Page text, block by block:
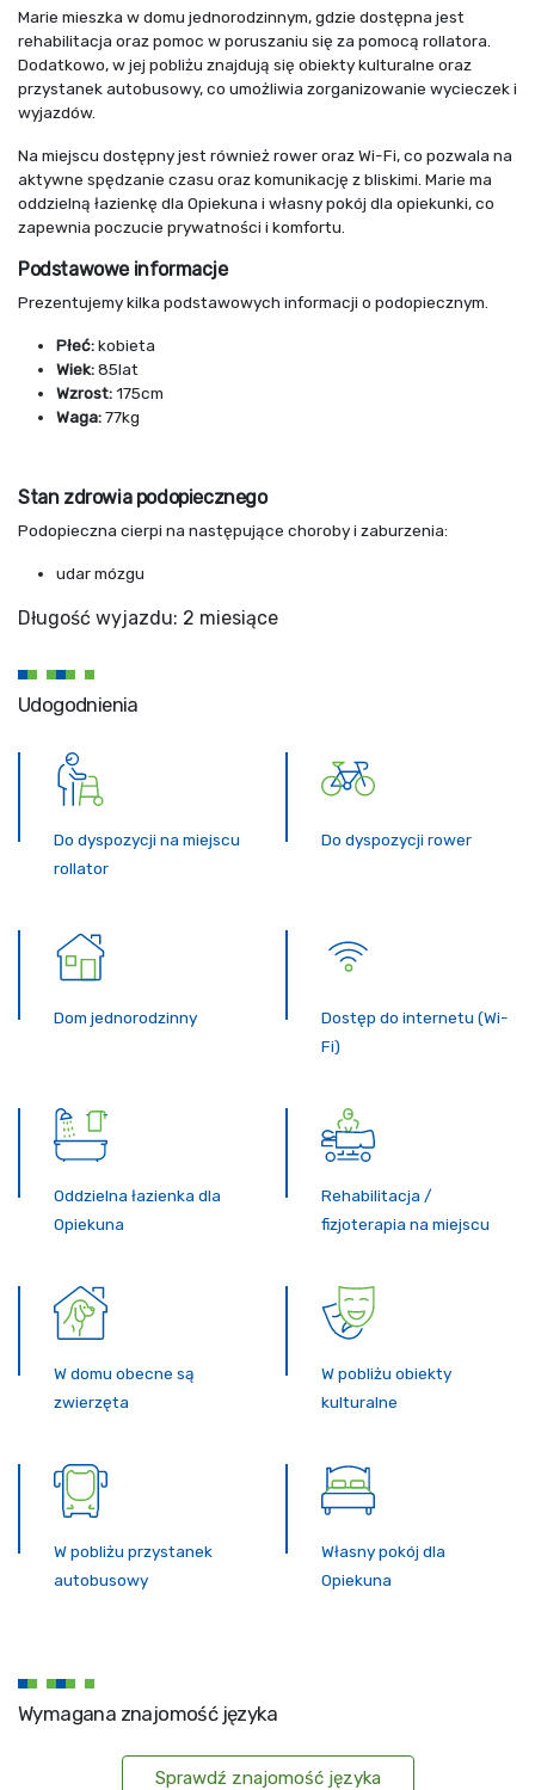
Marie mieszka w domu jednorodzinnym, gdzie dostępna jest
rehabilitacja oraz pomoc w poruszaniu się za pomocą rollatora.
Dodatkowo, w jej pobliżu znajdują się obiekty kulturalne oraz
przystanek autobusowy, co umożliwia zorganizowanie wycieczek i
wyjazdów.
Na miejscu dostępny jest również rower oraz Wi-Fi, co pozwala na
aktywne spędzanie czasu oraz komunikację z bliskimi. Marie ma
oddzielną łazienkę dla Opiekuna i własny pokój dla opiekunki, co
zapewnia poczucie prywatności i komfortu.
Podstawowe informacje
Prezentujemy kilka podstawowych informacji o podopiecznym.
Płeć:kobieta
Wiek:85lat
Wzrost:175cm
Waga:77kg
Stan zdrowia podopiecznego
Podopieczna cierpi na następujące choroby i zaburzenia:
udar mózgu
Długość wyjazdu: 2 miesiące
Udogodnienia
Do dyspozycji na miejscu
rollator
Do dyspozycji rower
Dom jednorodzinny
Dostęp do internetu (Wi-
Fi)
Oddzielna łazienka dla
Opiekuna
Rehabilitacja /
fizjoterapia na miejscu
W domu obecne są
zwierzęta
W pobliżu obiekty
kulturalne
W pobliżu przystanek
autobusowy
Własny pokój dla
Opiekuna
Wymagana znajomość języka
Sprawdź znajomość języka